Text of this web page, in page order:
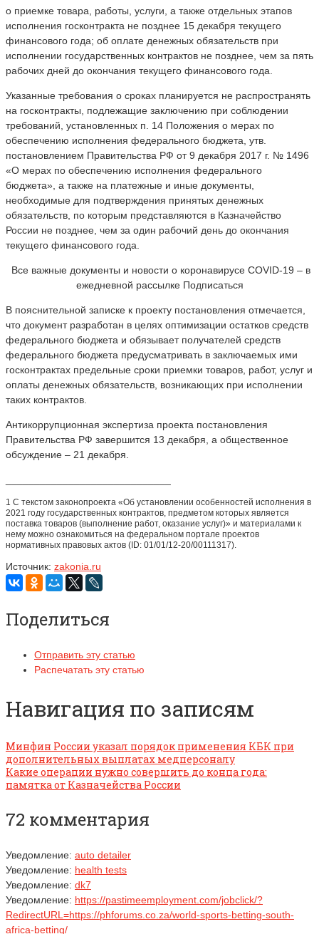
о приемке товара, работы, услуги, а также отдельных этапов
исполнения госконтракта не позднее 15 декабря текущего
финансового года; об оплате денежных обязательств при
исполнении государственных контрактов не позднее, чем за пять
рабочих дней до окончания текущего финансового года.
Указанные требования о сроках планируется не распространять
на госконтракты, подлежащие заключению при соблюдении
требований, установленных п. 14 Положения о мерах по
обеспечению исполнения федерального бюджета, утв.
постановлением Правительства РФ от 9 декабря 2017 г. № 1496
«О мерах по обеспечению исполнения федерального
бюджета», а также на платежные и иные документы,
необходимые для подтверждения принятых денежных
обязательств, по которым представляются в Казначейство
России не позднее, чем за один рабочий день до окончания
текущего финансового года.
Все важные документы и новости о коронавирусе COVID-19 – в
ежедневной рассылке Подписаться
В пояснительной записке к проекту постановления отмечается,
что документ разработан в целях оптимизации остатков средств
федерального бюджета и обязывает получателей средств
федерального бюджета предусматривать в заключаемых ими
госконтрактах предельные сроки приемки товаров, работ, услуг и
оплаты денежных обязательств, возникающих при исполнении
таких контрактов.
Антикоррупционная экспертиза проекта постановления
Правительства РФ завершится 13 декабря, а общественное
обсуждение – 21 декабря.
1 С текстом законопроекта «Об установлении особенностей исполнения в
2021 году государственных контрактов, предметом которых является
поставка товаров (выполнение работ, оказание услуг)» и материалами к
нему можно ознакомиться на федеральном портале проектов
нормативных правовых актов (ID: 01/01/12-20/00111317).
Источник: zakonia.ru
Поделиться
Отправить эту статью
Распечатать эту статью
Навигация по записям
Минфин России указал порядок применения КБК при
дополнительных выплатах медперсоналу
Какие операции нужно совершить до конца года:
памятка от Казначейства России
72 комментария
Уведомление: auto detailer
Уведомление: health tests
Уведомление: dk7
Уведомление: https://pastimeemployment.com/jobclick/?
RedirectURL=https://phforums.co.za/world-sports-betting-south-
africa-betting/